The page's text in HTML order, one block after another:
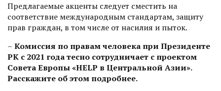
Предлагаемые акценты следует сместить на
соответствие международным стандартам, защиту
прав граждан, в том чис­ле от насилия и пыток.
– Комиссия по правам человека при Президенте
РК с 2021 года тесно сотрудничает с проектом
Совета Европы «HELP в Центральной Азии».
Расскажите об этом подробнее.